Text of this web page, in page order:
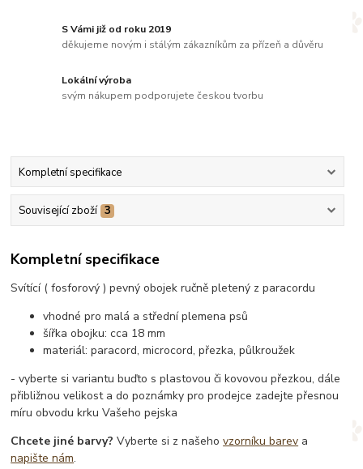
S Vámi již od roku 2019
děkujeme novým i stálým zákazníkům za přízeň a důvěru
Lokální výroba
svým nákupem podporujete českou tvorbu
Kompletní specifikace
Související zboží 3
Kompletní specifikace
Svítící ( fosforový ) pevný obojek ručně pletený z paracordu
vhodné pro malá a střední plemena psů
šířka obojku: cca 18 mm
materiál: paracord, microcord, přezka, půlkroužek
- vyberte si variantu buďto s plastovou či kovovou přezkou, dále
přibližnou velikost a do poznámky pro prodejce zadejte přesnou
míru obvodu krku Vašeho pejska
Chcete jiné barvy? Vyberte si z našehovzorníku barev a
napište nám.